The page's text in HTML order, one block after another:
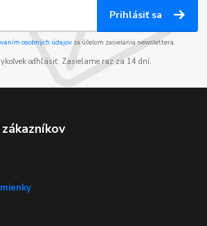
Prihlásiť sa
osobných údajov za účelom zasielania newslettera.
odhlásiť. Zasielame raz za 14 dní.